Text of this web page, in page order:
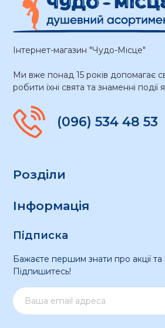
Інтернет-магазин "Чудо-Місце"
Ми вже понад 15 років допомагає
робити їхні свята та знаменні події
(096) 534 48 53
Розділи
Інформація
Підписка
Бажаєте першим знати про акції
Підпишитесь!